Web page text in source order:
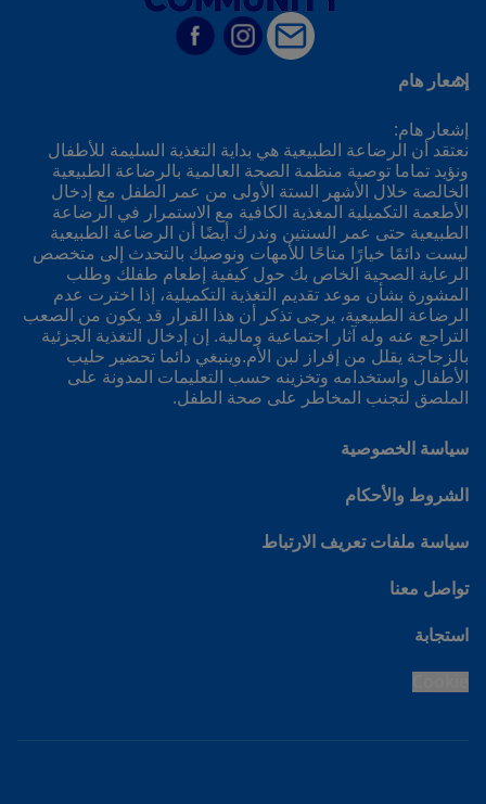
إشعار هام
إشعار هام:
نعتقد أن الرضاعة الطبيعية هي بداية التغذية السليمة للأطفال
ونؤيد تماما توصية منظمة الصحة العالمية بالرضاعة الطبيعية
الخالصة خلال الأشهر الستة الأولى من عمر الطفل مع إدخال
الأطعمة التكميلية المغذية الكافية مع الاستمرار في الرضاعة
الطبيعية حتى عمر السنتين وندرك أيضًا أن الرضاعة الطبيعية
ليست دائمًا خيارًا متاحًا للأمهات ونوصيك بالتحدث إلى متخصص
الرعاية الصحية الخاص بك حول كيفية إطعام طفلك وطلب
المشورة بشأن موعد تقديم التغذية التكميلية، إذا اخترت عدم
الرضاعة الطبيعية، يرجى تذكر أن هذا القرار قد يكون من الصعب
التراجع عنه وله آثار اجتماعية ومالية. إن إدخال التغذية الجزئية
بالزجاجة يقلل من إفراز لبن الأم.وينبغي دائما تحضير حليب
الأطفال واستخدامه وتخزينه حسب التعليمات المدونة على
الملصق لتجنب المخاطر على صحة الطفل.
سياسة الخصوصية
الشروط والأحكام
سياسة ملفات تعريف الارتباط
تواصل معنا
استجابة